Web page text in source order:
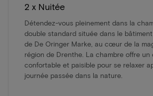
2 x Nuitée
Détendez-vous pleinement dans la
double standard située dans le
de De Oringer Marke, au cœur de la
région de Drenthe. La chambre offre un
confortable et paisible pour se relaxer
journée passée dans la nature.